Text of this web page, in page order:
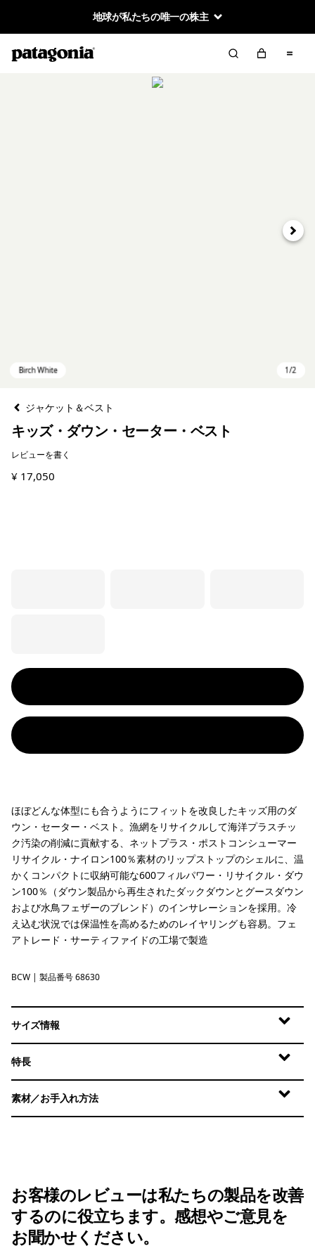
地球が私たちの唯一の株主
次へ
ジャケット＆ベスト
キッズ・ダウン・セーター・ベスト
レビューを書く
¥ 17,050
ほぼどんな体型にも合うようにフィットを改良したキッズ用のダ
ウン・セーター・ベスト。漁網をリサイクルして海洋プラスチッ
ク汚染の削減に貢献する、ネットプラス・ポストコンシューマー
リサイクル・ナイロン100％素材のリップストップのシェルに、温
かくコンパクトに収納可能な600フィルパワー・リサイクル・ダウ
ン100％（ダウン製品から再生されたダックダウンとグースダウン
および水鳥フェザーのブレンド）のインサレーションを採用。冷
え込む状況では保温性を高めるためのレイヤリングも容易。フェ
アトレード・サーティファイドの工場で製造
Birch White
BCW | 製品番号 68630
サイズ情報
特長
素材／お手入れ方法
お客様のレビューは私たちの製品を改善
するのに役立ちます。感想やご意見を
お聞かせください。